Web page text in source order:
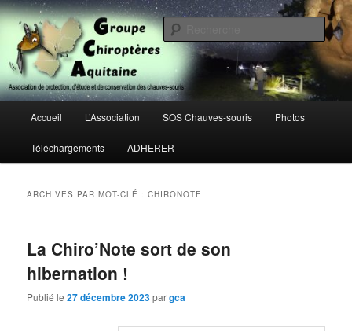
Aller
au
contenu
principal
Aller
au
contenu
secondaireGroupe Chiroptères Aquitaine
Association de protection, d'étude et de conservation des chauves-souris
principal
Accueil L’Association SOS Chauves-souris Photos
Téléchargements ADHERER
ARCHIVES PAR MOT-CLÉ :CHIRONOTE
La Chiro’Note sort de son
hibernation !
Publié le27 décembre 2023pargca